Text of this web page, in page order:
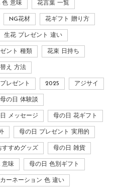
色 意味 花言葉 一覧
NG花材 花ギフト 贈り方
生花 プレゼント 違い
ント 種類 花束 日持ち
え 方法
レゼント 2025 アジサイ
母の日 体験談
メッセージ 母の日 花ギフト
母の日 プレゼント 実用的
すすめグッズ 母の日 雑貨
意味 母の日 色別ギフト
カーネーション 色 違い